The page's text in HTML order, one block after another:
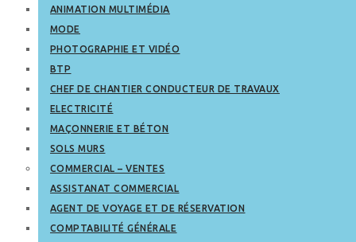
ANIMATION MULTIMÉDIA
MODE
PHOTOGRAPHIE ET VIDÉO
BTP
CHEF DE CHANTIER CONDUCTEUR DE TRAVAUX
ELECTRICITÉ
MAÇONNERIE ET BÉTON
SOLS MURS
COMMERCIAL – VENTES
ASSISTANAT COMMERCIAL
AGENT DE VOYAGE ET DE RÉSERVATION
COMPTABILITÉ GÉNÉRALE